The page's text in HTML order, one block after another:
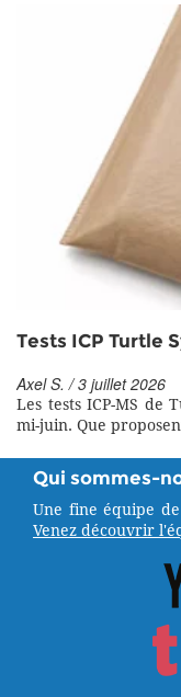
Tests ICP Turtle
Axel S. / 3 juillet 2026
Les tests ICP-MS de
mi-juin. Que
Qui sommes-
Une fine équipe
Venez découvrir